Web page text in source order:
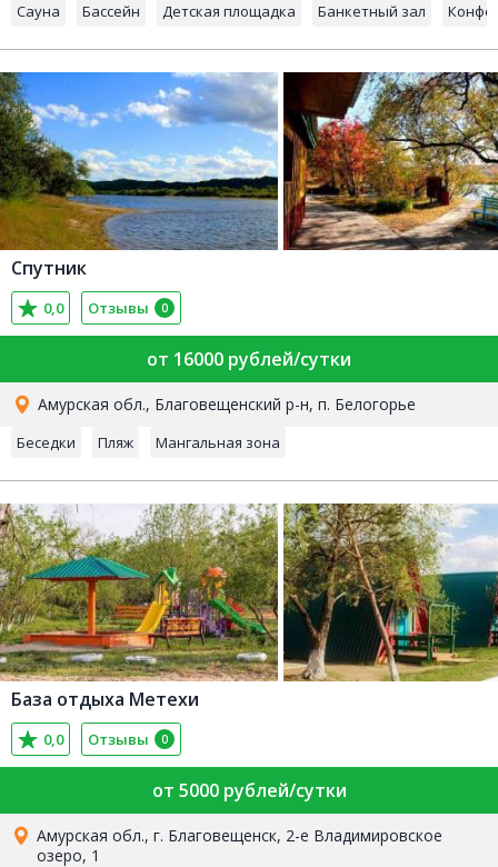
Сауна Бассейн Детская площадка Банкетный зал
Спутник
0,0 Отзывы 0
от 16000 рублей/сутки
Амурская обл., Благовещенский р-н, п. Белогорье
Беседки Пляж Мангальная зона
База отдыха Метехи
0,0 Отзывы 0
от 5000 рублей/сутки
Амурская обл., г. Благовещенск, 2-е Владимировское
озеро, 1